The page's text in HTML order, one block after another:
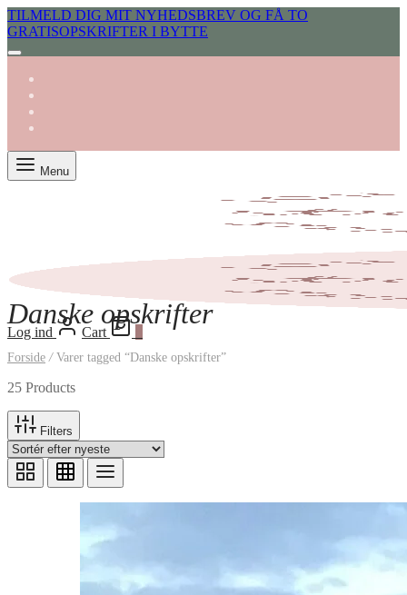
TILMELD DIG MIT NYHEDSBREV OG FÅ TO
GRATISOPSKRIFTER I BYTTE
Menu
Log ind Cart
Danske opskrifter
Forside /Varer tagged “Danske opskrifter”
25 Products
Filters